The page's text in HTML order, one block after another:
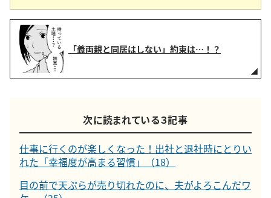
「義両親と同居はしない」約束は…！？
次に読まれている３記事
仕事に行くのが楽しくなった！出社と退社時にとりい
れた「幸福度が高まる習慣」（18）
目の前で天ぷらが売り切れたのに、夫がよろこんだワ